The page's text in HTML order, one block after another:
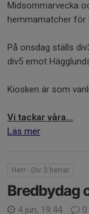
Midsommarvecka
hemmamatcher för
På onsdag ställs
div5 emot
Kiosken är som
Vi tackar våra...
Läs mer
Herr - Div 3 herrar
Bredbydag
4 jun, 19:44